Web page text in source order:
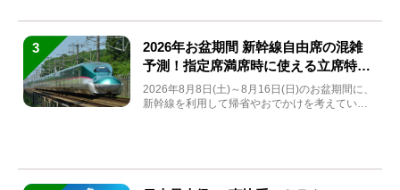
3
2026年お盆期間 新幹線自由席の混雑
予測！指定席満席時に使える立席特急
券も解説
2026年8月8日(土)～8月16日(日)のお盆期間に、
新幹線を利用して帰省やおでかけを考えている